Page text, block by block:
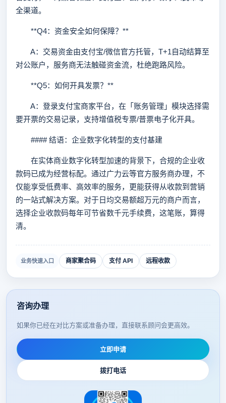
全渠道。
**Q4：资金安全如何保障？**
A：交易资金由支付宝/微信官方托管，T+1自动结算至
对公账户，服务商无法触碰资金流，杜绝跑路风险。
**Q5：如何开具发票？**
A：登录支付宝商家平台，在「账务管理」模块选择需
要开票的交易记录，支持增值税专票/普票电子化开具。
#### 结语：企业数字化转型的支付基建
在实体商业数字化转型加速的背景下，合规的企业收
款码已成为经营标配。通过广力云等官方服务商办理，不
仅能享受低费率、高效率的服务，更能获得从收款到营销
的一站式解决方案。对于日均交易额超万元的商户而言，
选择企业收款码每年可节省数千元手续费，这笔账，算得
清。
业务快速入口 商家聚合码 支付 API 远程收款
咨询办理
如果你已经在对比方案或准备办理，直接联系顾问会更高效。
立即申请
拨打电话